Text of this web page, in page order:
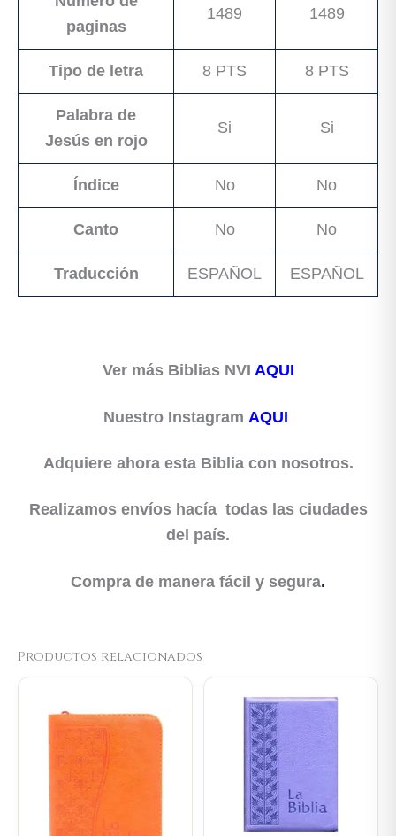
paginas
1489 1489
Tipo de letra 8 PTS 8 PTS
Palabra de
Jesús en rojo
Si Si
Índice No No
Canto No No
Traducción ESPAÑOL ESPAÑOL
Ver más Biblias NVI AQUI
Nuestro Instagram AQUI
Adquiere ahora esta Biblia con nosotros.
Realizamos envíos hacía todas las ciudades
del país.
Compra de manera fácil y segura.
Productos relacionados